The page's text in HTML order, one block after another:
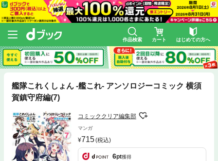
作品検索 カート はじめての方へ
艦隊これくしょん -艦これ- アンソロジーコミック 横須
賀鎮守府編(7)
コミッククリア編集部
マンガ
715(税込)
6pt獲得